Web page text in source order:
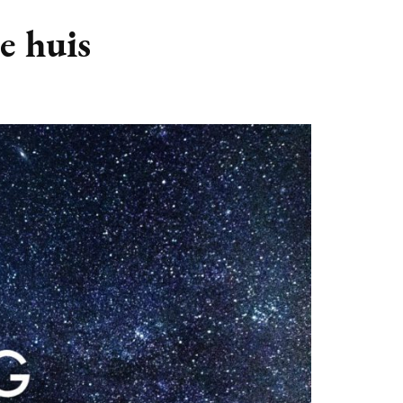
(BULLET) JOURNALLING
DUURZAAMHEID
WILDPLUKKEN
INTERVIEWS
NIEUWS
SAMENWERKEN
CONTACT
huis